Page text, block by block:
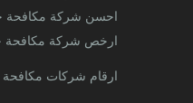
احسن شركة
ارخص شركة
ارقام شركات